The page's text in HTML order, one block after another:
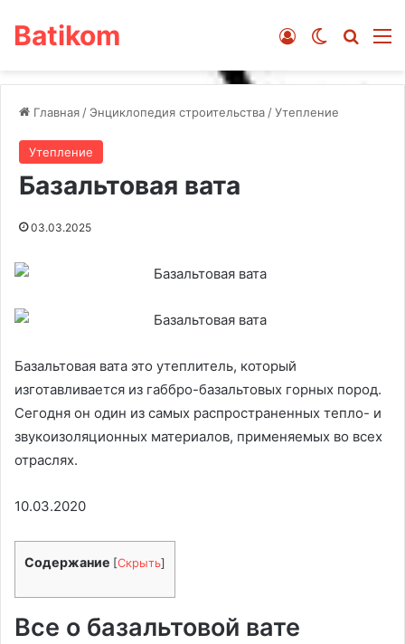
Batikom Switch skin
Войти
Главная / Энциклопедия строительства /Утепление
Утепление
Базальтовая вата
03.03.2025
Базальтовая вата это утеплитель, который
изготавливается из габбро-базальтовых горных пород.
Сегодня он один из самых распространенных тепло- и
звукоизоляционных материалов, применяемых во всех
отраслях.
10.03.2020
Содержание [Скрыть]
Все о базальтовой вате